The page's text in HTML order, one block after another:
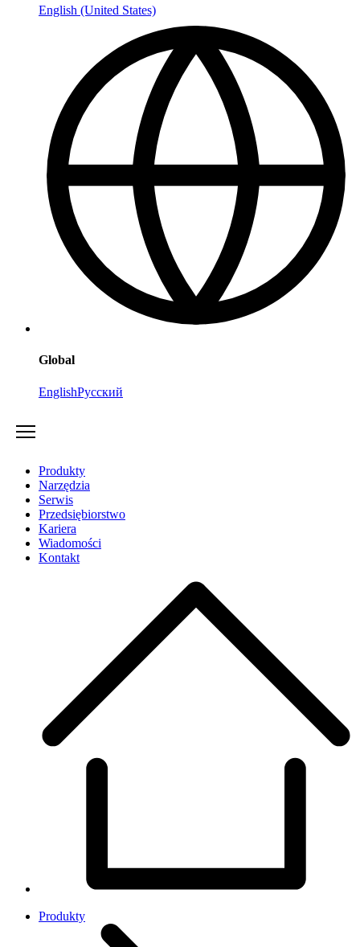
English (United States)
Global
EnglishРусский
Produkty
Narzędzia
Serwis
Przedsiębiorstwo
Kariera
Wiadomości
Kontakt
Produkty